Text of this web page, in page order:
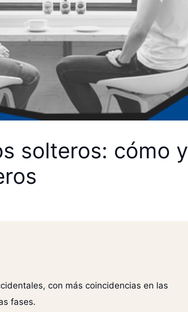
solteros: cómo y
con más coincidencias en las
fases.